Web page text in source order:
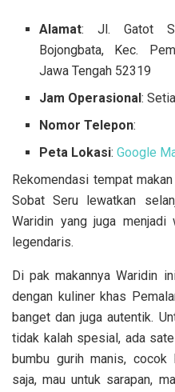
Alamat: Jl. Gatot
Bojongbata, Kec.
Jawa Tengah 52319
Jam Operasional:
Nomor Telepon:
Peta Lokasi:Google
Rekomendasi tempat
Sobat Seru lewatkan
Waridin yang juga menjadi
legendaris.
Di pak makannya Waridin
dengan kuliner khas
banget dan jugaautentik.
tidak kalah spesial, ada
bumbu gurih manis,
saja, mau untuk sarapan,